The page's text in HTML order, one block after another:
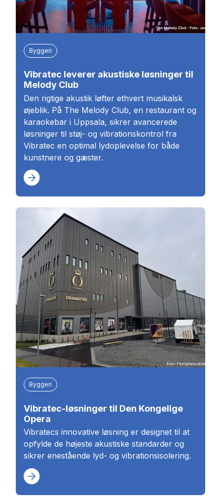
Byggeri
Vibratec leverer akustiske løsninger til
Melody Club
Den rigtige akustik løfter ethvert musikalsk
øjeblik. På The Melody Club, en restaurant og
karaokebar i Uppsala, sikrer avancerede
løsninger til støj- og vibrationskontrol fra
Vibratec en optimal lydoplevelse for både
kunstnere og gæster.
Byggeri
Vibratec-løsninger til Den Kongelige
Opera
Vibratecs innovative løsning er designet til at
opfylde de højeste akustiske standarder og
sikrer enestående lyd- og vibrationsisolering.